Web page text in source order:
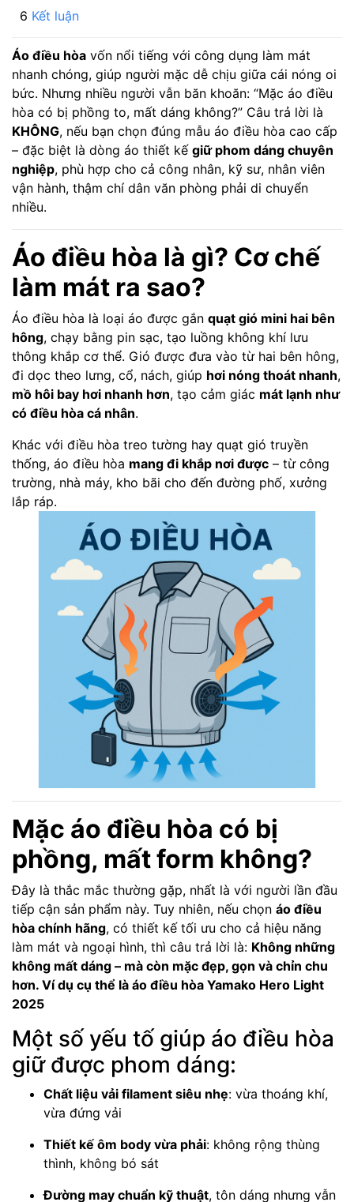
Kết luận
Áo điều hòa vốn nổi tiếng với công dụng làm mát
nhanh chóng, giúp người mặc dễ chịu giữa cái nóng oi
bức. Nhưng nhiều người vẫn băn khoăn: “Mặc áo điều
hòa có bị phồng to, mất dáng không?” Câu trả lời là
KHÔNG, nếu bạn chọn đúng mẫu áo điều hòa cao cấp
– đặc biệt là dòng áo thiết kế giữ phom dáng chuyên
nghiệp, phù hợp cho cả công nhân, kỹ sư, nhân viên
vận hành, thậm chí dân văn phòng phải di chuyển
nhiều.
Áo điều hòa là gì? Cơ chế
làm mát ra sao?
Áo điều hòa là loại áo được gắn quạt gió mini hai bên
hông, chạy bằng pin sạc, tạo luồng không khí lưu
thông khắp cơ thể. Gió được đưa vào từ hai bên hông,
đi dọc theo lưng, cổ, nách, giúp hơi nóng thoát nhanh,
mồ hôi bay hơi nhanh hơn, tạo cảm giác mát lạnh như
có điều hòa cá nhân.
Khác với điều hòa treo tường hay quạt gió truyền
thống, áo điều hòa mang đi khắp nơi được – từ công
trường, nhà máy, kho bãi cho đến đường phố, xưởng
lắp ráp.
Mặc áo điều hòa có bị
phồng, mất form không?
Đây là thắc mắc thường gặp, nhất là với người lần đầu
tiếp cận sản phẩm này. Tuy nhiên, nếu chọn áo điều
hòa chính hãng, có thiết kế tối ưu cho cả hiệu năng
làm mát và ngoại hình, thì câu trả lời là: Không những
không mất dáng – mà còn mặc đẹp, gọn và chỉn chu
hơn. Ví dụ cụ thể là áo điều hòa Yamako Hero Light
2025
Một số yếu tố giúp áo điều hòa
giữ được phom dáng:
Chất liệu vải filament siêu nhẹ: vừa thoáng khí,
vừa đứng vải
Thiết kế ôm body vừa phải: không rộng thùng
thình, không bó sát
Đường may chuẩn kỹ thuật, tôn dáng nhưng vẫn